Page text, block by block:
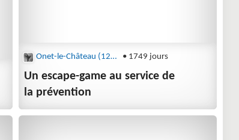
Onet-le-Château (12850) • 1749 jours
Un escape-game au service de
la prévention